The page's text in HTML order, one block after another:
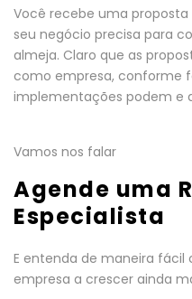
Você recebe uma
seu negócio precisa para
almeja. Claro que as
como empresa, conforme
implementações podem e
Vamos nos falar
Agende uma
Especialista
E entenda de maneira fácil
empresa a crescer ainda